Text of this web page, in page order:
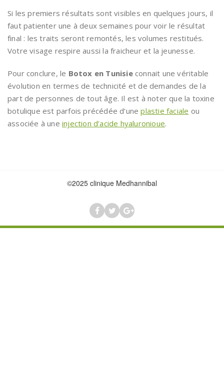
Si les premiers résultats sont visibles en quelques jours, il
faut patienter une à deux semaines pour voir le résultat
final : les traits seront remontés, les volumes restitués.
Votre visage respire aussi la fraicheur et la jeunesse.
Pour conclure, le Botox en Tunisieconnait une véritable
évolution en termes de technicité et de demandes de la
part de personnes de tout âge. Il est à noter que la toxine
botulique est parfois précédée d’uneplastie faciale ou
associée à une injection d’acide hyaluronioue.
©2025 clinique Medhannibal